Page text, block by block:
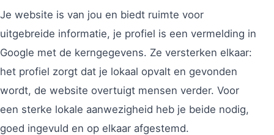
Je website is van jou en biedt ruimte voor
uitgebreide informatie, je profiel is een vermelding in
Google met de kerngegevens. Ze versterken elkaar:
het profiel zorgt dat je lokaal opvalt en gevonden
wordt, de website overtuigt mensen verder. Voor
een sterke lokale aanwezigheid heb je beide nodig,
goed ingevuld en op elkaar afgestemd.